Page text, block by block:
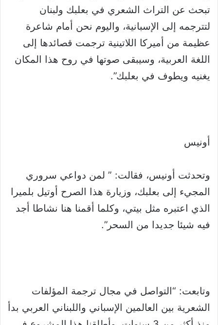
تبحث عن التراث الشعري في بعلبك ولبنان
لتترجمه إلى الإسبانية، واليوم نحن أمام شاعرة
عظيمة من أميركا اللاتينية ترجمت قصائدها إلى
اللغة العربية، وسيبقى صوتها في روح هذا المكان
يغنيه ويطوف في بعلبك”.
أونيس
وتحدثت أونيس، فقالت: ” لمن دواعي سروري
المجيء إلى بعلبك، وزيارة هذا الصرح أوتيل بلميرا
الذي اعتبره مثل بيتي، وكلما أقمنا هنا نشاطا أجد
فيه شيئا جديدا من السحر”.
وتابعت: “التواصل في مجال ترجمة المؤلفات
الشعرية بين العالمين الإسباني واللبناني العربي بدأ